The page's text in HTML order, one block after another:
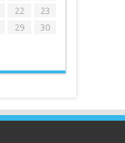
22
23
29
30